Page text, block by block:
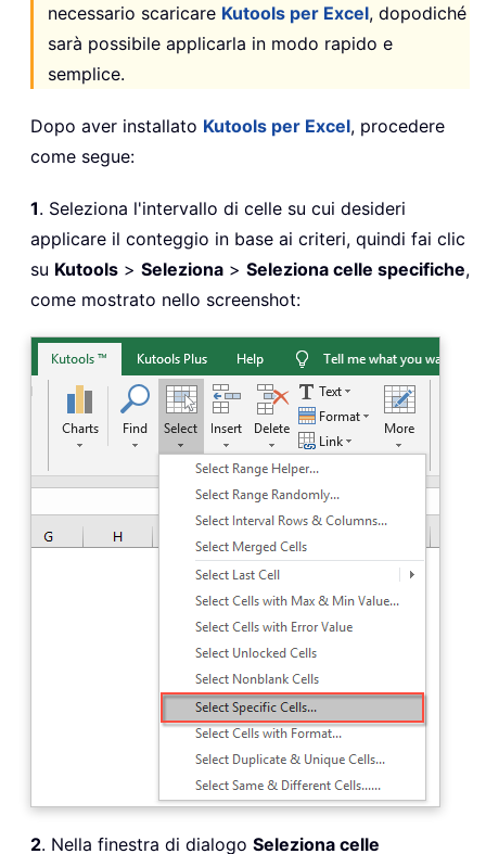
necessario scaricare Kutools per Excel, dopodiché
sarà possibile applicarla in modo rapido e
semplice.
Dopo aver installato Kutools per Excel, procedere
come segue:
1. Seleziona l'intervallo di celle su cui desideri
applicare il conteggio in base ai criteri, quindi fai clic
su Kutools > Seleziona > Seleziona celle specifiche,
come mostrato nello screenshot:
2. Nella finestra di dialogo Seleziona celle